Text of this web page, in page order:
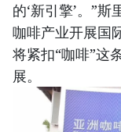
的‘新引擎’。”
咖啡产业开展国
将紧扣“咖啡”这
展。